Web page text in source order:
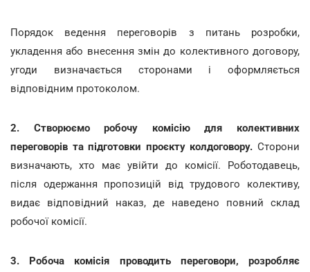
Порядок ведення переговорів з питань розробки,
укладення або внесення змін до колективного договору,
угоди визначається сторонами і оформляється
відповідним протоколом.
2. Створюємо робочу комісію для колективних
переговорів та підготовки проєкту колдоговору. Сторони
визначають, хто має увійти до комісії. Роботодавець,
після одержання пропозицій від трудового колективу,
видає відповідний наказ, де наведено повний склад
робочої комісії.
3. Робоча комісія проводить переговори, розробляє